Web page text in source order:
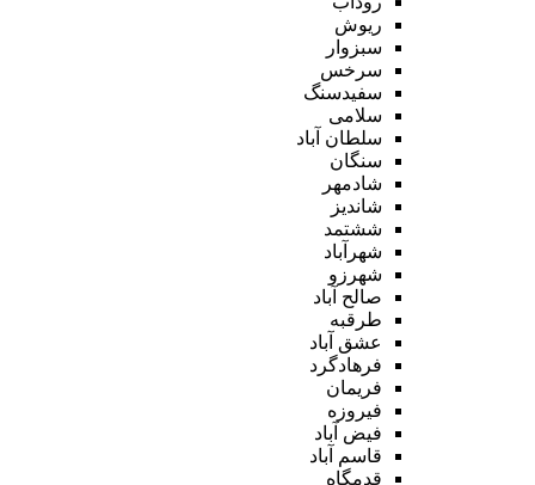
ریوش
سبزوار
سرخس
سفیدسنگ
سلامی
سلطان آباد
سنگان
شادمهر
شاندیز
ششتمد
شهرآباد
شهرزو
صالح آباد
طرقبه
عشق آباد
فرهادگرد
فریمان
فیروزه
فیض آباد
قاسم آباد
قدمگاه